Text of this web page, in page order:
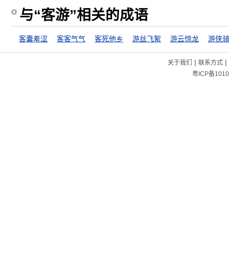
与“客游”相关的成语
客囊羞涩 客客气气 客死他乡 游丝飞絮 游云惊龙 游侠
关于我们 | 联系方式|
粤ICP备